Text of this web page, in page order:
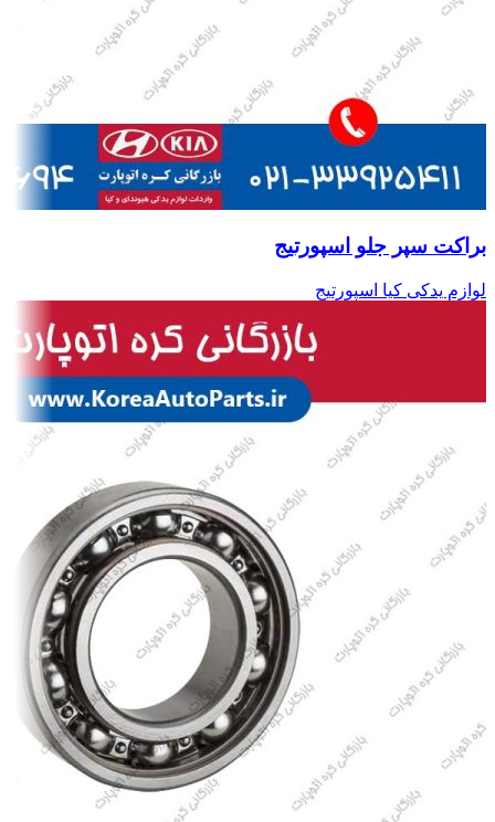
براکت سپر جلو اسپورتیج
لوازم یدکی کیا اسپورتیج